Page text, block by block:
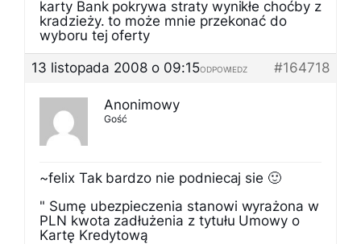
karty Bank pokrywa straty wynikłe choćby z
kradzieży. to może mnie przekonać do
wyboru tej oferty
13 listopada 2008 o 09:15
#164718
ODPOWIEDZ
Anonimowy
Gość
~felix Tak bardzo nie podniecaj sie 🙂
" Sumę ubezpieczenia stanowi wyrażona w
PLN kwota zadłużenia z tytułu Umowy o
Kartę Kredytową